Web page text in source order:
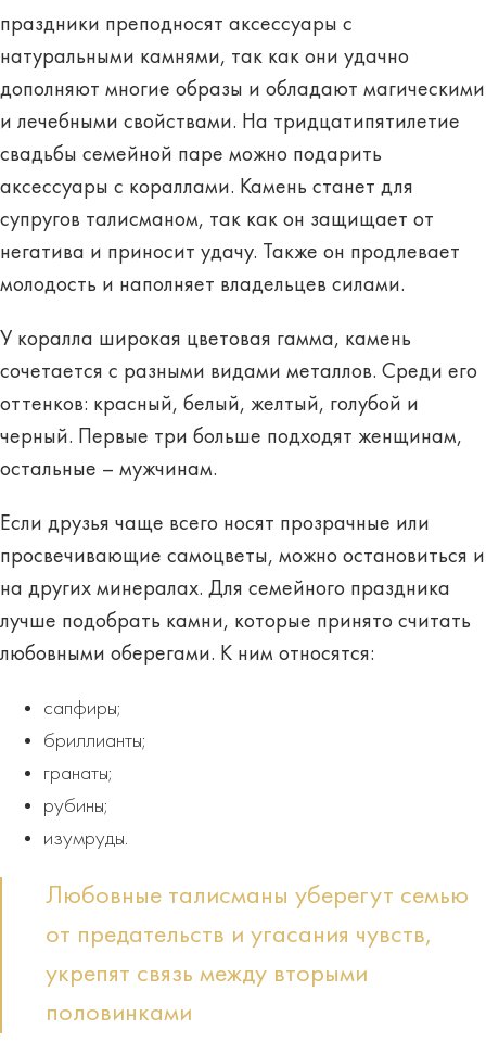
праздники преподносят аксессуары с
натуральными камнями, так как они удачно
дополняют многие образы и обладают магическими
и лечебными свойствами. На тридцатипятилетие
свадьбы семейной паре можно подарить
аксессуары с кораллами. Камень станет для
супругов талисманом, так как он защищает от
негатива и приносит удачу. Также он продлевает
молодость и наполняет владельцев силами.
У коралла широкая цветовая гамма, камень
сочетается с разными видами металлов. Среди его
оттенков: красный, белый, желтый, голубой и
черный. Первые три больше подходят женщинам,
остальные – мужчинам.
Если друзья чаще всего носят прозрачные или
просвечивающие самоцветы, можно остановиться и
на других минералах. Для семейного праздника
лучше подобрать камни, которые принято считать
любовными оберегами. К ним относятся:
сапфиры;
бриллианты;
гранаты;
рубины;
изумруды.
Любовные талисманы уберегут семью
от предательств и угасания чувств,
укрепят связь между вторыми
половинками